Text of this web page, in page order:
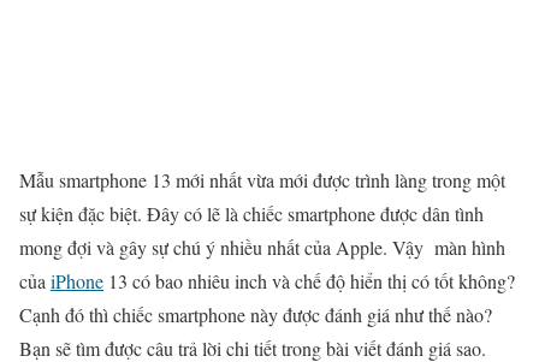
Mẫu smartphone 13 mới nhất vừa mới được trình làng trong một
sự kiện đặc biệt. Đây có lẽ là chiếc smartphone được dân tình
mong đợi và gây sự chú ý nhiều nhất của Apple. Vậy màn hình
của iPhone 13 có bao nhiêu inch và chế độ hiển thị có tốt không?
Cạnh đó thì chiếc smartphone này được đánh giá như thế nào?
Bạn sẽ tìm được câu trả lời chi tiết trong bài viết đánh giá sao.